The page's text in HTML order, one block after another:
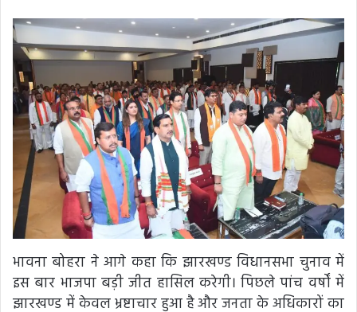
भावना बोहरा ने आगे कहा कि झारखण्ड विधानसभा चुनाव में
इस बार भाजपा बड़ी जीत हासिल करेगी। पिछले पांच वर्षों में
झारखण्ड में केवल भ्रष्टाचार हुआ है और जनता के अधिकारों का